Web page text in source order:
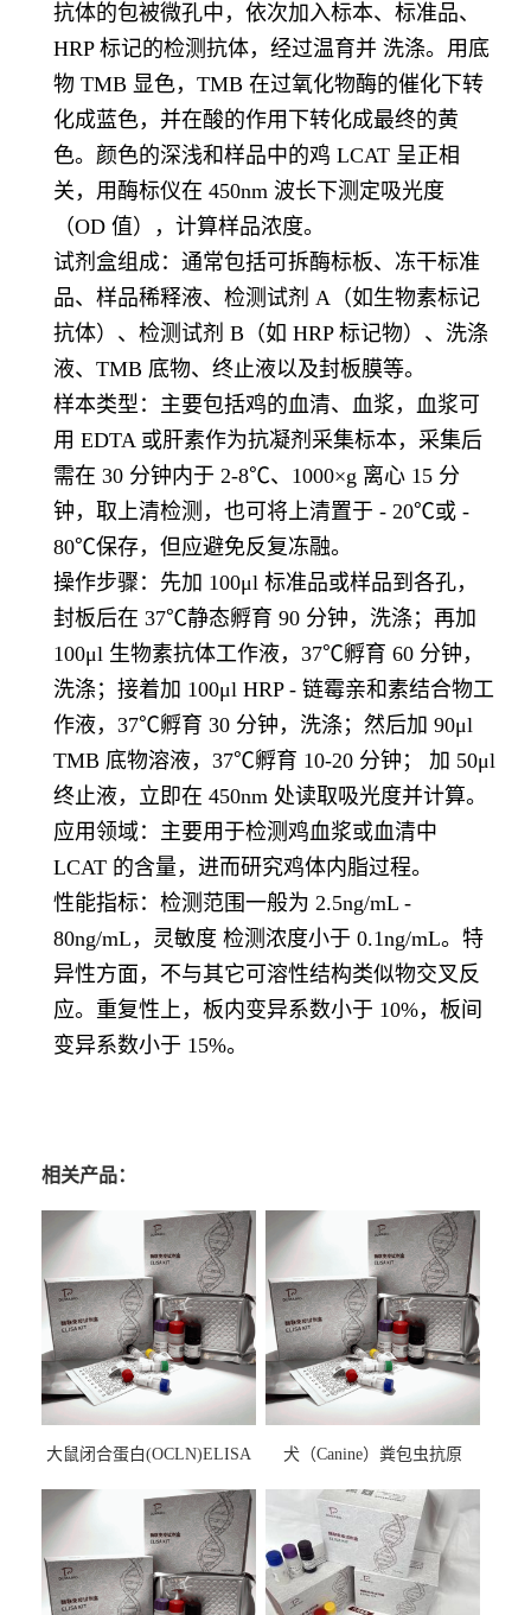
抗体的包被微孔中，依次加入标本、标准品、
HRP 标记的检测抗体，经过温育并 洗涤。用底
物 TMB 显色，TMB 在过氧化物酶的催化下转
化成蓝色，并在酸的作用下转化成最终的黄
色。颜色的深浅和样品中的鸡 LCAT 呈正相
关，用酶标仪在 450nm 波长下测定吸光度
（OD 值），计算样品浓度。
试剂盒组成：通常包括可拆酶标板、冻干标准
品、样品稀释液、检测试剂 A（如生物素标记
抗体）、检测试剂 B（如 HRP 标记物）、洗涤
液、TMB 底物、终止液以及封板膜等。
样本类型：主要包括鸡的血清、血浆，血浆可
用 EDTA 或肝素作为抗凝剂采集标本，采集后
需在 30 分钟内于 2-8℃、1000×g 离心 15 分
钟，取上清检测，也可将上清置于 - 20℃或 -
80℃保存，但应避免反复冻融。
操作步骤：先加 100μl 标准品或样品到各孔，
封板后在 37℃静态孵育 90 分钟，洗涤；再加
100μl 生物素抗体工作液，37℃孵育 60 分钟，
洗涤；接着加 100μl HRP - 链霉亲和素结合物工
作液，37℃孵育 30 分钟，洗涤；然后加 90μl
TMB 底物溶液，37℃孵育 10-20 分钟； 加 50μl
终止液，立即在 450nm 处读取吸光度并计算。
应用领域：主要用于检测鸡血浆或血清中
LCAT 的含量，进而研究鸡体内脂过程。
性能指标：检测范围一般为 2.5ng/mL -
80ng/mL，灵敏度 检测浓度小于 0.1ng/mL。特
异性方面，不与其它可溶性结构类似物交叉反
应。重复性上，板内变异系数小于 10%，板间
变异系数小于 15%。
相关产品：
大鼠闭合蛋白(OCLN)ELISA
犬（Canine）粪包虫抗原